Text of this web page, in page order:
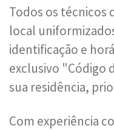
Todos os técnicos
local
identificação e
exclusivo "Código
sua residência,
Com experiência